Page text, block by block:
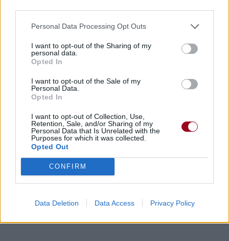
Personal Data Processing Opt Outs
I want to opt-out of the Sharing of my
personal data.
Opted In
I want to opt-out of the Sale of my
Personal Data.
Opted In
I want to opt-out of Collection, Use,
Retention, Sale, and/or Sharing of my
Personal Data that Is Unrelated with the
Purposes for which it was collected.
Opted Out
CONFIRM
Data Deletion Data Access Privacy Policy
Biographie
Téléchargements
Photos
Corrections & commentaires
Dire «merci» pour cette traduction